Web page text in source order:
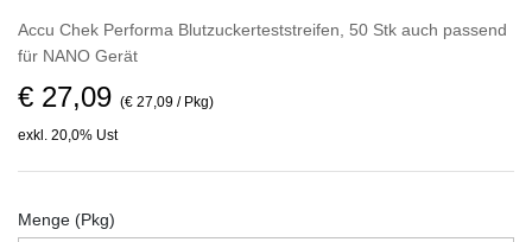
Accu Chek Performa Blutzuckerteststreifen, 50 Stk auch passend
für NANO Gerät
€ 27,09 (€ 27,09 / Pkg)
exkl. 20,0% Ust
Menge (Pkg)